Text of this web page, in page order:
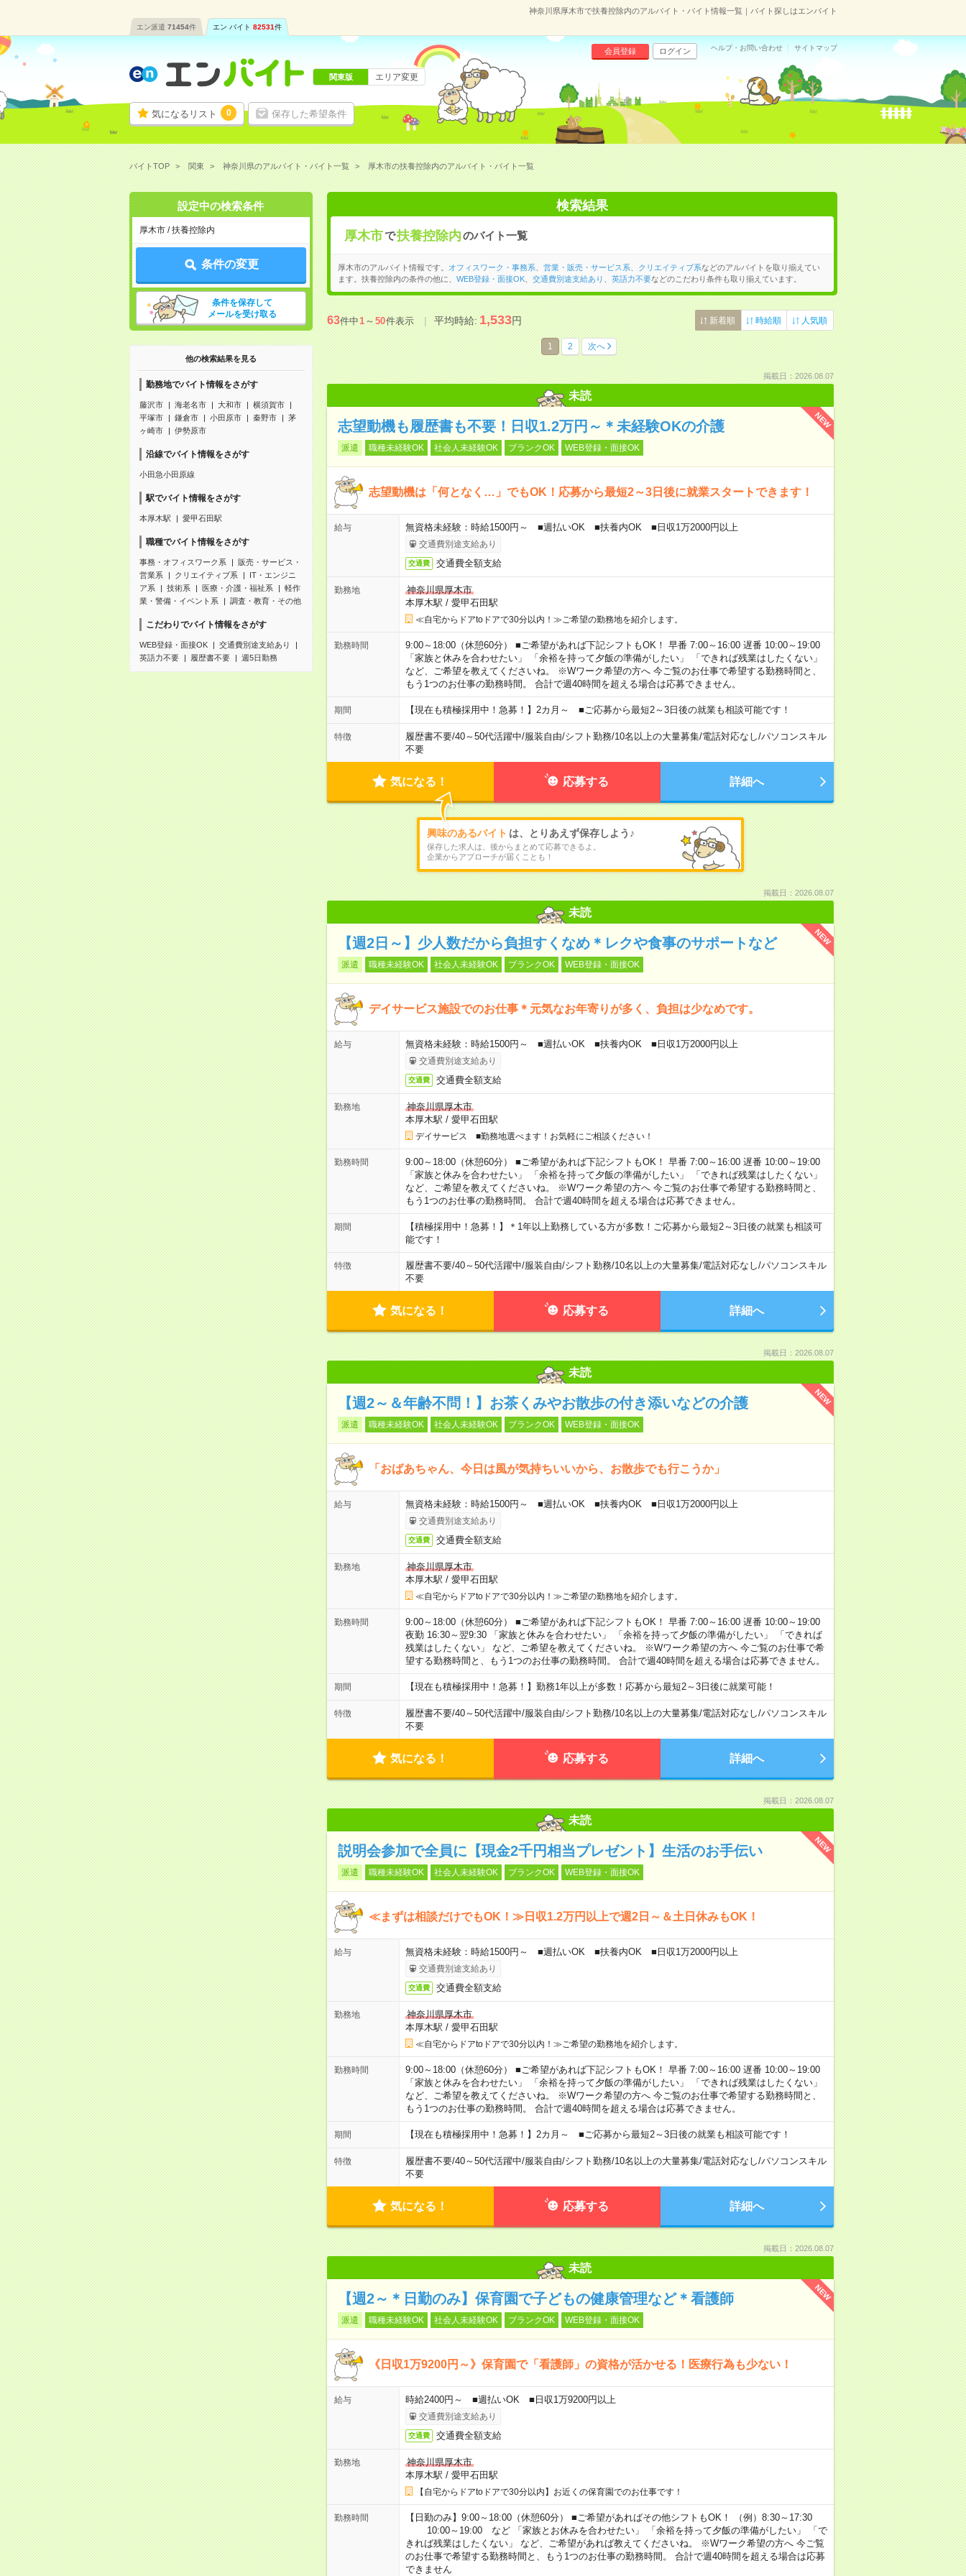
神奈川県厚木市で扶養控除内のアルバイト・バイト情報一覧｜バイト探しはエンバイト
エン派遣 71454件 エン バイト 82531件
気になるリスト 0 保存した希望条件
会員登録 ログイン ヘルプ・お問い合わせ サイトマップ
関東版 エリア変更
バイトTOP 関東 神奈川県のアルバイト・バイト一覧 厚木市の扶養控除内のアルバイト・バイト一覧
設定中の検索条件
厚木市 / 扶養控除内
条件の変更
条件を保存して
メールを受け取る
他の検索結果を見る
勤務地でバイト情報をさがす
藤沢市 海老名市 大和市
横須賀市
平塚市
鎌倉市 小田原市 秦野市
茅
ヶ崎市
伊勢原市
沿線でバイト情報をさがす
小田急小田原線
駅でバイト情報をさがす
本厚木駅 愛甲石田駅
職種でバイト情報をさがす
事務・オフィスワーク系
販売・サービス・
営業系
クリエイティブ系
IT・エンジニ
ア系
技術系 医療・介護・福祉系
軽作
業・警備・イベント系
調査・教育・その他
こだわりでバイト情報をさがす
WEB登録・面接OK
交通費別途支給あり
英語力不要
履歴書不要 週5日勤務
検索結果
厚木市で扶養控除内のバイト一覧
厚木市のアルバイト情報です。 オフィスワーク・事務系 営業・販売・サービス系 クリエイティブ系などのアルバイトを取り揃えてい
ます。扶養控除内の条件の他に、 WEB登録・面接OK、 交通費別途支給あり 英語力不要などのこだわり条件も取り揃えています。
63件中1～50件表示 平均時給:1,533円 新着順 時給順 人気順
1 2 次へ
掲載日：2026.08.07
未読
NEW
志望動機も履歴書も不要！日収1.2万円～＊未経験OKの介護
派遣 職種未経験OK 社会人未経験OK ブランクOK WEB登録・面接OK
志望動機は「何となく…」でもOK！応募から最短2～3日後に就業スタートできます！
給与 無資格未経験：時給1500円～ ■週払いOK ■扶養内OK ■日収1万2000円以上
交通費別途支給あり
交通費 交通費全額支給
勤務地
神奈川県厚木市
本厚木駅 / 愛甲石田駅
≪自宅からドアtoドアで30分以内！≫ご希望の勤務地を紹介します。
勤務時間
9:00～18:00（休憩60分） ■ご希望があれば下記シフトもOK！ 早番 7:00～16:00 遅番 10:00～19:00
「家族と休みを合わせたい」 「余裕を持って夕飯の準備がしたい」 「できれば残業はしたくない」
など、ご希望を教えてくださいね。 ※Wワーク希望の方へ 今ご覧のお仕事で希望する勤務時間と、
もう1つのお仕事の勤務時間。 合計で週40時間を超える場合は応募できません。
期間 【現在も積極採用中！急募！】2カ月～ ■ご応募から最短2～3日後の就業も相談可能です！
特徴 履歴書不要/40～50代活躍中/服装自由/シフト勤務/10名以上の大量募集/電話対応なし/パソコンスキル
不要
気になる！ 応募する 詳細へ
興味のあるバイト は、とりあえず保存しよう♪
保存した求人は、後からまとめて応募できるよ。
企業からアプローチが届くことも！
掲載日：2026.08.07
未読
NEW
【週2日～】少人数だから負担すくなめ＊レクや食事のサポートなど
派遣 職種未経験OK 社会人未経験OK ブランクOK WEB登録・面接OK
デイサービス施設でのお仕事＊元気なお年寄りが多く、負担は少なめです。
給与 無資格未経験：時給1500円～ ■週払いOK ■扶養内OK ■日収1万2000円以上
交通費別途支給あり
交通費 交通費全額支給
勤務地
神奈川県厚木市
本厚木駅 / 愛甲石田駅
デイサービス ■勤務地選べます！お気軽にご相談ください！
勤務時間
9:00～18:00（休憩60分） ■ご希望があれば下記シフトもOK！ 早番 7:00～16:00 遅番 10:00～19:00
「家族と休みを合わせたい」 「余裕を持って夕飯の準備がしたい」 「できれば残業はしたくない」
など、ご希望を教えてくださいね。 ※Wワーク希望の方へ 今ご覧のお仕事で希望する勤務時間と、
もう1つのお仕事の勤務時間。 合計で週40時間を超える場合は応募できません。
期間
【積極採用中！急募！】＊1年以上勤務している方が多数！ご応募から最短2～3日後の就業も相談可
能です！
特徴 履歴書不要/40～50代活躍中/服装自由/シフト勤務/10名以上の大量募集/電話対応なし/パソコンスキル
不要
気になる！ 応募する 詳細へ
掲載日：2026.08.07
未読
NEW
【週2～＆年齢不問！】お茶くみやお散歩の付き添いなどの介護
派遣 職種未経験OK 社会人未経験OK ブランクOK WEB登録・面接OK
「おばあちゃん、今日は風が気持ちいいから、お散歩でも行こうか」
給与 無資格未経験：時給1500円～ ■週払いOK ■扶養内OK ■日収1万2000円以上
交通費別途支給あり
交通費 交通費全額支給
勤務地
神奈川県厚木市
本厚木駅 / 愛甲石田駅
≪自宅からドアtoドアで30分以内！≫ご希望の勤務地を紹介します。
勤務時間
9:00～18:00（休憩60分） ■ご希望があれば下記シフトもOK！ 早番 7:00～16:00 遅番 10:00～19:00
夜勤 16:30～翌9:30 「家族と休みを合わせたい」 「余裕を持って夕飯の準備がしたい」 「できれば
残業はしたくない」 など、ご希望を教えてくださいね。 ※Wワーク希望の方へ 今ご覧のお仕事で希
望する勤務時間と、もう1つのお仕事の勤務時間。 合計で週40時間を超える場合は応募できません。
期間 【現在も積極採用中！急募！】勤務1年以上が多数！応募から最短2～3日後に就業可能！
特徴 履歴書不要/40～50代活躍中/服装自由/シフト勤務/10名以上の大量募集/電話対応なし/パソコンスキル
不要
気になる！ 応募する 詳細へ
掲載日：2026.08.07
未読
NEW
説明会参加で全員に【現金2千円相当プレゼント】生活のお手伝い
派遣 職種未経験OK 社会人未経験OK ブランクOK WEB登録・面接OK
≪まずは相談だけでもOK！≫日収1.2万円以上で週2日～＆土日休みもOK！
給与 無資格未経験：時給1500円～ ■週払いOK ■扶養内OK ■日収1万2000円以上
交通費別途支給あり
交通費 交通費全額支給
勤務地
神奈川県厚木市
本厚木駅 / 愛甲石田駅
≪自宅からドアtoドアで30分以内！≫ご希望の勤務地を紹介します。
勤務時間
9:00～18:00（休憩60分） ■ご希望があれば下記シフトもOK！ 早番 7:00～16:00 遅番 10:00～19:00
「家族と休みを合わせたい」 「余裕を持って夕飯の準備がしたい」 「できれば残業はしたくない」
など、ご希望を教えてくださいね。 ※Wワーク希望の方へ 今ご覧のお仕事で希望する勤務時間と、
もう1つのお仕事の勤務時間。 合計で週40時間を超える場合は応募できません。
期間 【現在も積極採用中！急募！】2カ月～ ■ご応募から最短2～3日後の就業も相談可能です！
特徴 履歴書不要/40～50代活躍中/服装自由/シフト勤務/10名以上の大量募集/電話対応なし/パソコンスキル
不要
気になる！ 応募する 詳細へ
掲載日：2026.08.07
未読
NEW
【週2～＊日勤のみ】保育園で子どもの健康管理など＊看護師
派遣 職種未経験OK 社会人未経験OK ブランクOK WEB登録・面接OK
《日収1万9200円～》保育園で「看護師」の資格が活かせる！医療行為も少ない！
給与 時給2400円～ ■週払いOK ■日収1万9200円以上
交通費別途支給あり
交通費 交通費全額支給
勤務地
神奈川県厚木市
本厚木駅 / 愛甲石田駅
【自宅からドアtoドアで30分以内】お近くの保育園でのお仕事です！
勤務時間
【日勤のみ】9:00～18:00（休憩60分） ■ご希望があればその他シフトもOK！ （例）8:30～17:30
10:00～19:00 など 「家族とお休みを合わせたい」 「余裕を持って夕飯の準備がしたい」 「で
きれば残業はしたくない」 など、ご希望があれば教えてくださいね。 ※Wワーク希望の方へ 今ご覧
のお仕事で希望する勤務時間と、もう1つのお仕事の勤務時間。 合計で週40時間を超える場合は応募
できません